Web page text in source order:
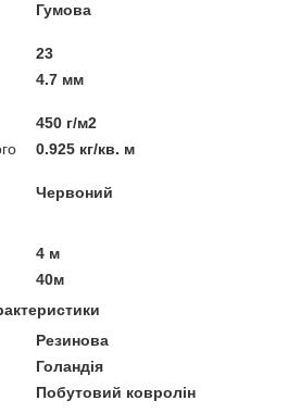
Гумова
23
4.7 мм
450 г/м2
0.925 кг/кв. м
Червоний
4 м
40м
Резинова
Голандія
Побутовий ковролін